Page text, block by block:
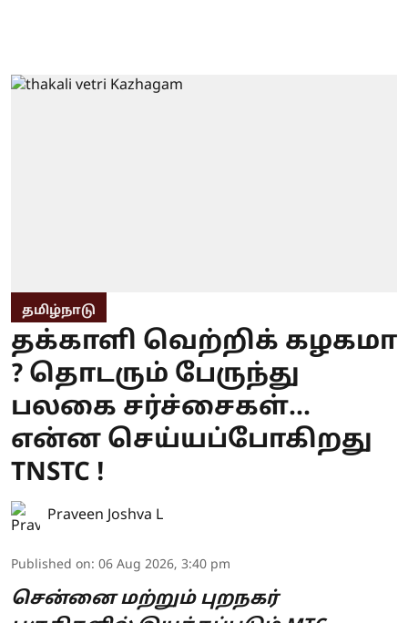
தமிழ்நாடு
தக்காளி வெற்றிக் கழகமா
? தொடரும் பேருந்து
பலகை சர்ச்சைகள்...
என்ன செய்யப்போகிறது
TNSTC !
Praveen Joshva L
Published on: 06 Aug 2026, 3:40 pm
சென்னை மற்றும் புறநகர்